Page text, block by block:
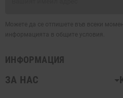
Можете да се отпишете във всеки
информацията в общите условия.
ИНФОРМАЦИЯ
ЗА НАС